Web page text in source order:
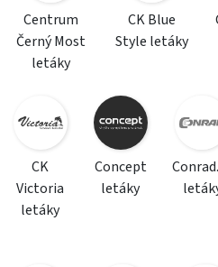
Centrum
Černý Most
letáky
CK Blue
Style letáky
CK
Victoria
letáky
Concept
letáky